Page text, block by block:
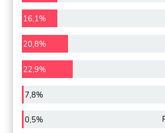
16,1%
20,8%
22,9%
7,8%
0,5%